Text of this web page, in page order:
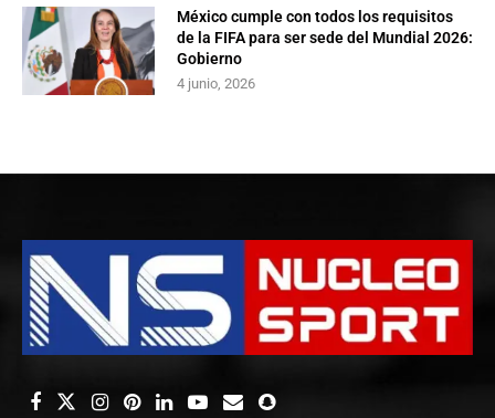
México cumple con todos los requisitos
de la FIFA para ser sede del Mundial 2026:
Gobierno
4 junio, 2026